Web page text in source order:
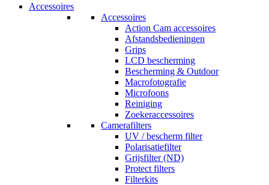
Accessoires
Accessoires
Action Cam accessoires
Afstandsbedieningen
Grips
LCD bescherming
Bescherming & Outdoor
Macrofotografie
Microfoons
Reiniging
Zoekeraccessoires
Camerafilters
UV / bescherm filter
Polarisatiefilter
Grijsfilter (ND)
Protect filters
Filterkits